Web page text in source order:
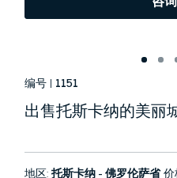
编号 | 1151
出售托斯卡纳的美丽
地区:托斯卡纳 - 佛罗伦萨省